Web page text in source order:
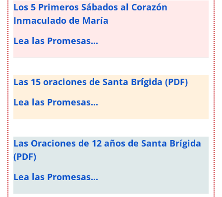
Los 5 Primeros Sábados al Corazón
Inmaculado de María
Lea las Promesas...
Las 15 oraciones de Santa Brígida (PDF)
Lea las Promesas...
Las Oraciones de 12 años de Santa Brígida
(PDF)
Lea las Promesas...